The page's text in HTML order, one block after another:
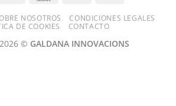
Delivery
NOSOTROS
CONDICIONES LEGALES
DE COOKIES
CONTACTO
© GALDANA INNOVACIONS